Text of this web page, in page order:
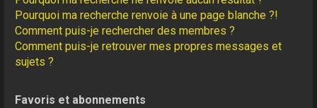
Pourquoi ma recherche renvoie à une page blanche ?!
Comment puis-je rechercher des membres ?
Comment puis-je retrouver mes propres messages et
sujets ?
Favoris et abonnements